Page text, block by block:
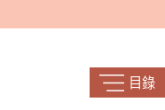
目錄